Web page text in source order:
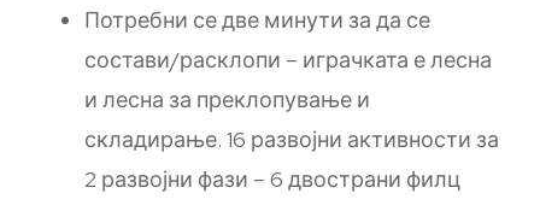
Потребни се две минути за да се
состави/расклопи – играчката е лесна
и лесна за преклопување и
складирање. 16 развојни активности за
2 развојни фази – 6 двострани филц